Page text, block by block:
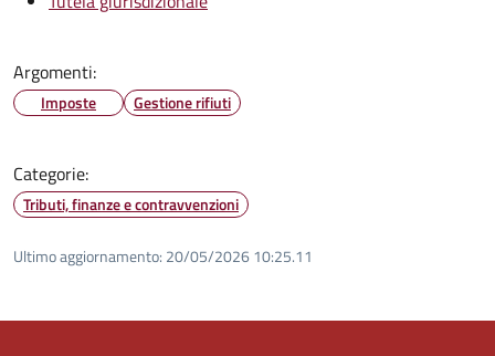
Argomenti:
Imposte Gestione rifiuti
Categorie:
Tributi, finanze e contravvenzioni
Ultimo aggiornamento: 20/05/2026 10:25.11